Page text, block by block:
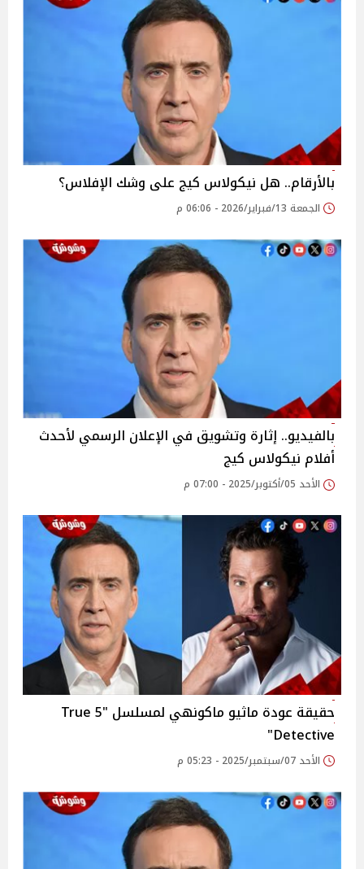
بالأرقام.. هل نيكولاس كيج على وشك الإفلاس؟
الجمعة 13/فبراير/2026 - 06:06 م
بالفيديو.. إثارة وتشويق في الإعلان الرسمي لأحدث
أفلام نيكولاس كيج
الأحد 05/أكتوبر/2025 - 07:00 م
حقيقة عودة ماثيو ماكونهي لمسلسل "5 True
Detective"
الأحد 07/سبتمبر/2025 - 05:23 م